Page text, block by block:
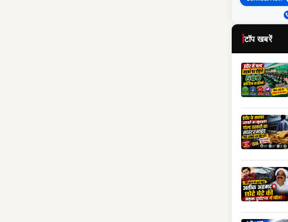
टॉप खबरें